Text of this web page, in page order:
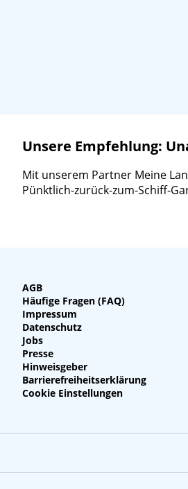
Unsere Empfehlung:
Mit unserem Partner Meine
Pünktlich-zurück-zum-Schiff-
AGB
Häufige Fragen (FAQ)
Impressum
Datenschutz
Jobs
Presse
Hinweisgeber
Barrierefreiheitserklärung
Cookie Einstellungen